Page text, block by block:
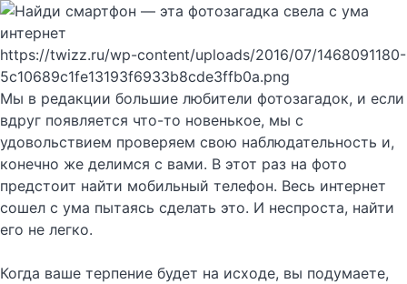
https://twizz.ru/wp-content/uploads/2016/07/1468091180-
5c10689c1fe13193f6933b8cde3ffb0a.png
Мы в редакции большие любители фотозагадок, и если
вдруг появляется что-то новенькое, мы с
удовольствием проверяем свою наблюдательность и,
конечно же делимся с вами. В этот раз на фото
предстоит найти мобильный телефон. Весь интернет
сошел с ума пытаясь сделать это. И неспроста, найти
его не легко.
Когда ваше терпение будет на исходе, вы подумаете,